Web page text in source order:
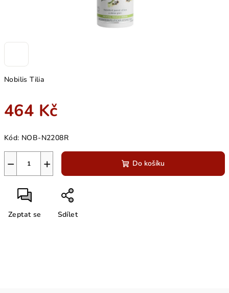
Nobilis Tilia
464 Kč
cena:
Kód: NOB-N2208R
+
− Do košíku
Zeptat se Sdílet